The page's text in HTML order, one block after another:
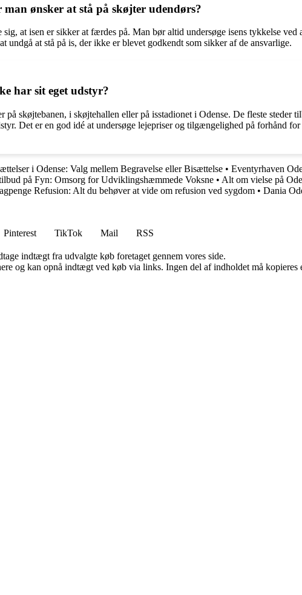
ønsker at stå på skøjter udendørs?
at isen er sikker at færdes på. Man bør altid undersøge isens tykkelse
undgå at stå på is, der ikke er blevet godkendt som sikker af de ansvarlige.
har sit eget udstyr?
skøjtebanen, i skøjtehallen eller på isstadionet i Odense. De fleste steder
Det er en god idé at undersøge lejepriser og tilgængelighed på forhånd
i Odense: Valg mellem Begravelse eller Bisættelse • Eventyrhaven
på Fyn: Omsorg for Udviklingshæmmede Voksne • Alt om vielse på
Refusion: Alt du behøver at vide om refusion ved sygdom • Dania
Pinterest TikTok Mail
RSS
indtægt fra udvalgte køb foretaget gennem vores side.
og kan opnå indtægt ved køb via links. Ingen del af indholdet må kopieres